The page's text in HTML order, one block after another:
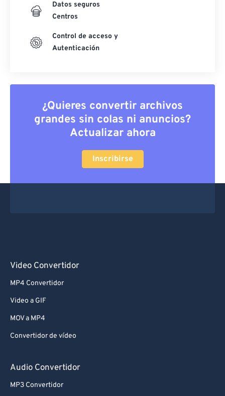
Datos seguros
Centros
Control de acceso y
Autenticación
¿Quieres convertir archivos
grandes sin colas ni anuncios?
Actualizar ahora
Inscribirse
Video Convertidor
MP4 Convertidor
Video a GIF
MOV a MP4
Convertidor de vídeo
Audio Convertidor
MP3 Convertidor